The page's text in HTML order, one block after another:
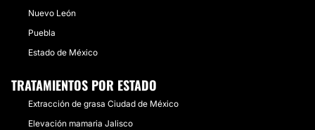
Nuevo León
Puebla
Estado de México
TRATAMIENTOS POR ESTADO
Extracción de grasa Ciudad de México
Elevación mamaria Jalisco